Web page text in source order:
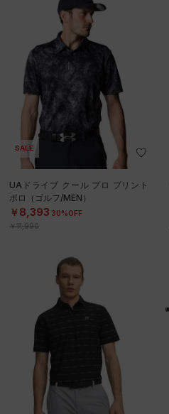
SALE
UAドライブ クール プロ プリント
ポロ（ゴルフ/MEN）
￥8,393 30%OFF
￥11,990